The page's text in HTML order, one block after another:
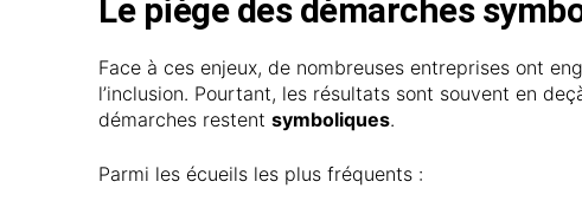
Le piège des démarches
Face à ces enjeux, de nombreuses entreprises ont
l’inclusion. Pourtant, les résultats sont souvent en
démarches restentsymboliques.
Parmi les écueils les plus fréquents :